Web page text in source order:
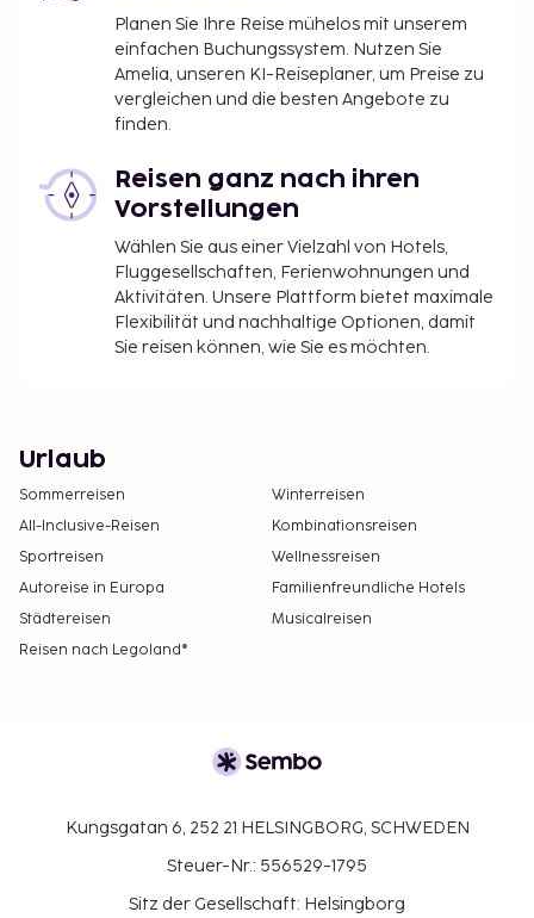
Planen Sie Ihre Reise mühelos mit unserem
einfachen Buchungssystem. Nutzen Sie
Amelia, unseren KI-Reiseplaner, um Preise zu
vergleichen und die besten Angebote zu
finden.
Reisen ganz nach ihren
Vorstellungen
Wählen Sie aus einer Vielzahl von Hotels,
Fluggesellschaften, Ferienwohnungen und
Aktivitäten. Unsere Plattform bietet maximale
Flexibilität und nachhaltige Optionen, damit
Sie reisen können, wie Sie es möchten.
Urlaub
Sommerreisen
Winterreisen
All-Inclusive-Reisen
Kombinationsreisen
Sportreisen
Wellnessreisen
Autoreise in Europa
Familienfreundliche Hotels
Städtereisen
Musicalreisen
Reisen nach Legoland®
Kungsgatan 6, 252 21 HELSINGBORG, SCHWEDEN
Steuer-Nr.: 556529-1795
Sitz der Gesellschaft: Helsingborg